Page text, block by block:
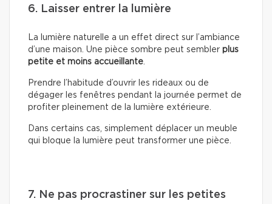
6. Laisser entrer la lumière
La lumière naturelle a un effet direct sur l’ambiance
d’une maison. Une pièce sombre peut sembler plus
petite et moins accueillante.
Prendre l’habitude d’ouvrir les rideaux ou de
dégager les fenêtres pendant la journée permet de
profiter pleinement de la lumière extérieure.
Dans certains cas, simplement déplacer un meuble
qui bloque la lumière peut transformer une pièce.
7. Ne pas procrastiner sur les petites